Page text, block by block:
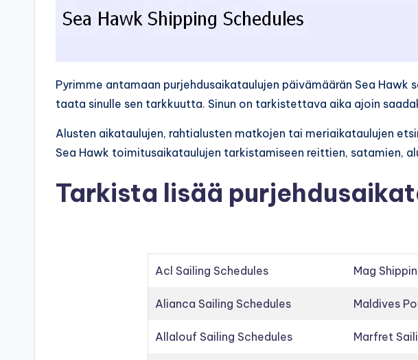
Pyrimme antamaan purjehdusaikataulujen päivämäärän Sea
taata sinulle sen tarkkuutta. Sinun on tarkistettava aika ajoin
Alusten aikataulujen, rahtialusten matkojen tai meriaikataulujen
Sea Hawk toimitusaikataulujen tarkistamiseen reittien, satamien,
Tarkista lisää
Acl Sailing Schedules Mag
Alianca Sailing Schedules Maldives
Allalouf Sailing Schedules Marfret